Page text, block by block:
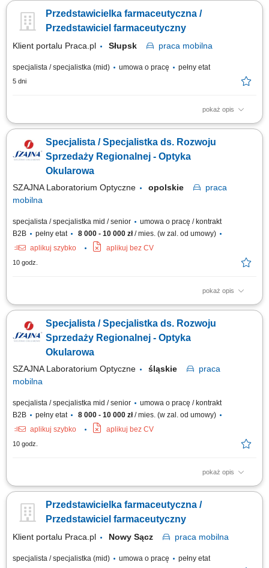
Promowanie oferty produktowej firmy oraz budowanie zaufania do marki
na rynku medycznym. Efektywne zarządzanie relacjami z kontrahentami
Przedstawicielka farmaceutyczna /
Przedstawiciel farmaceutyczny
Klient portalu Praca.pl Słupsk praca mobilna
specjalista / specjalistka (mid) umowa o pracę pełny etat
5 dni
pokaż opis
Osiąganie celów sprzedażowych na rynku aptecznym. Rozwijanie
produktów farmaceutycznych. Edukowanie personelu aptecznego w
zakresie oferty produktowej. Dbanie o widoczność i ekspozycję
produktów. Analiza rynku i...
Specjalista / Specjalistka ds. Rozwoju
Sprzedaży Regionalnej - Optyka
Okularowa
SZAJNA Laboratorium Optyczne opolskie
praca
mobilna
specjalista / specjalistka mid / senior
umowa o pracę / kontrakt
B2B
pełny etat 8 000 - 10 000 zł/ mies. (w zal. od umowy)
aplikuj szybko
aplikuj bez CV
10 godz.
pokaż opis
Opis stanowiska Kompleksowa opieka nad obecną siecią partnerów
punktów handlowych. Dbanie o stałą realizację planów sprzedażowych w
oparciu o zatwierdzony budżet roczny. Wdrażanie lokalnych strategii
rynkowych zmierzających...
Specjalista / Specjalistka ds. Rozwoju
Sprzedaży Regionalnej - Optyka
Okularowa
SZAJNA Laboratorium Optyczne śląskie
praca
mobilna
specjalista / specjalistka mid / senior
umowa o pracę / kontrakt
B2B
pełny etat 8 000 - 10 000 zł/ mies. (w zal. od umowy)
aplikuj szybko
aplikuj bez CV
10 godz.
pokaż opis
Opis stanowiska Kompleksowa opieka nad obecną siecią partnerów
punktów handlowych. Dbanie o stałą realizację planów sprzedażowych w
oparciu o zatwierdzony budżet roczny. Wdrażanie lokalnych strategii
Przedstawicielka farmaceutyczna /
Przedstawiciel farmaceutyczny
Klient portalu Praca.pl Nowy Sącz praca mobilna
specjalista / specjalistka (mid) umowa o pracę pełny etat